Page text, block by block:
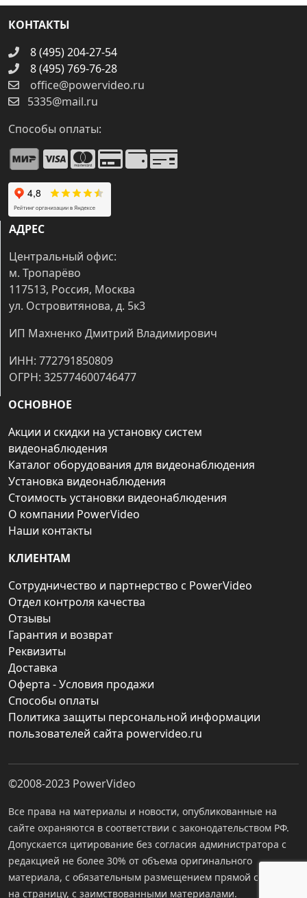
КОНТАКТЫ
8 (495) 204-27-54
8 (495) 769-76-28
office@powervideo.ru
5335@mail.ru
Способы оплаты:
АДРЕС
Центральный офис:
м. Тропарёво
117513, Россия, Москва
ул. Островитянова, д. 5к3
ИП Махненко Дмитрий Владимирович
ИНН: 772791850809
ОГРН: 325774600746477
ОСНОВНОЕ
Акции и скидки на установку систем
видеонаблюдения
Каталог оборудования для видеонаблюдения
Установка видеонаблюдения
Стоимость установки видеонаблюдения
О компании PowerVideo
Наши контакты
КЛИЕНТАМ
Сотрудничество и партнерство с PowerVideo
Отдел контроля качества
Отзывы
Гарантия и возврат
Реквизиты
Доставка
Оферта - Условия продажи
Способы оплаты
Политика защиты персональной информации
пользователей сайта powervideo.ru
©2008-2023 PowerVideo
Все права на материалы и новости, опубликованные на
сайте охраняются в соответствии с законодательством РФ.
Допускается цитирование без согласия администратора с
редакцией не более 30% от объема оригинального
материала, с обязательным размещением прямой ссылки
на страницу, с заимствованными материалами.